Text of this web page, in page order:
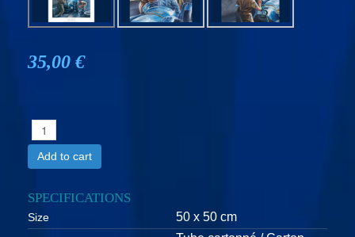
35,00 €
Add to cart
SPECIFICATIONS
Size 50 x 50 cm